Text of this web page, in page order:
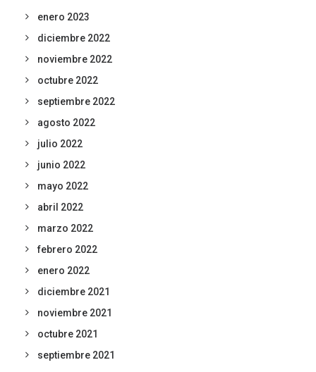
enero 2023
diciembre 2022
noviembre 2022
octubre 2022
septiembre 2022
agosto 2022
julio 2022
junio 2022
mayo 2022
abril 2022
marzo 2022
febrero 2022
enero 2022
diciembre 2021
noviembre 2021
octubre 2021
septiembre 2021